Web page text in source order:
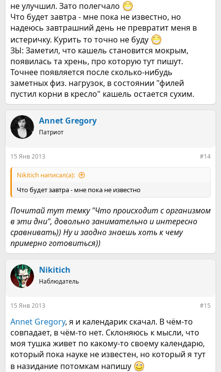
не улучшил. Зато полегчало
Что будет завтра - мне пока не известно, но
надеюсь завтрашний день не превратит меня в
истеричку. Курить то точно не буду
ЗЫ: Заметил, что кашель становится мокрым,
появилась та хрень, про которую тут пишут.
Точнее появляется после сколько-нибудь
заметных физ. нагрузок, в состоянии "филей
пустил корни в кресло" кашель остается сухим.
Annet Gregory
Патриот
15 Янв 2013 #14
Nikitich написал(а):
Что будет завтра - мне пока не известно
Почитай тут темку "Что происходит с организмом
в эти дни", довольно занимательно и интересно
сравнивать)) Ну и заодно знаешь хоть к чему
примерно готовиться))
Nikitich
Наблюдатель
15 Янв 2013 #15
Annet Gregory, я и календарик скачал. В чём-то
совпадает, в чём-то нет. Склоняюсь к мысли, что
моя тушка живет по какому-то своему календарю,
который пока науке не известен, но который я тут
в назидание потомкам напишу